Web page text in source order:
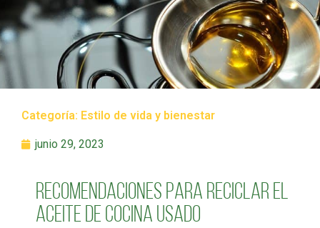
Categoría: Estilo de vida y bienestar
junio 29, 2023
Recomendaciones para reciclar el
aceite de cocina usado